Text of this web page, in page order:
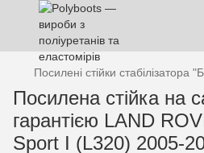
Посилені стійки стабілізатора
Посилена стійка на
гарантією LAND
Sport I (L320) 2005-